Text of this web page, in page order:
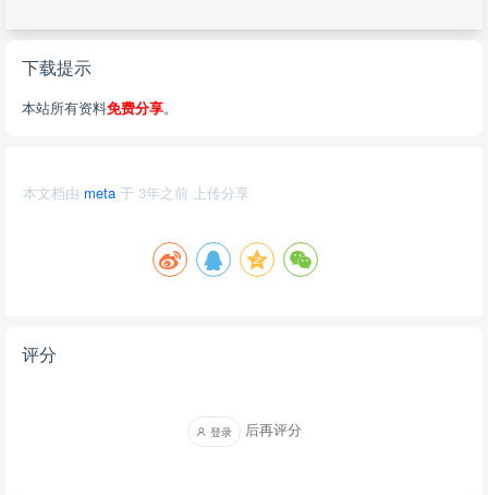
下载提示
本站所有资料免费分享。
本文档由 meta 于 3年之前 上传分享
评分
登录 后再评分